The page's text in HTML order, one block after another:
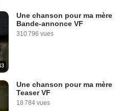
Une chanson pour ma mère
Bande-annonce VF
310 796 vues
Une chanson pour ma mère
Teaser VF
18 784 vues